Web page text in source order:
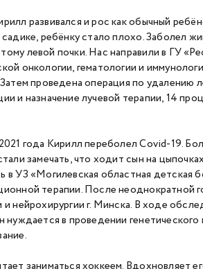
развивался и рос как обычный
ребёнку стало плохо. Заболел
левой почки. Нас направили в ГУ
онкологии, гематологии и
проведена операция по удалению
и назначение лучевой терапии, 14
года Кирилл переболел Covid-19.
замечать, что ходит сын на
в УЗ «Могилевская областная детская
терапии. После неоднократной
и нейрохирургии г. Минска. В ходе
нуждается в проведении
заниматься хоккеем. Вдохновляет